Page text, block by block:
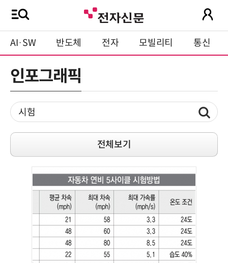
AI·SW 반도체 전자 모빌리티 통신
인포그래픽
전체보기